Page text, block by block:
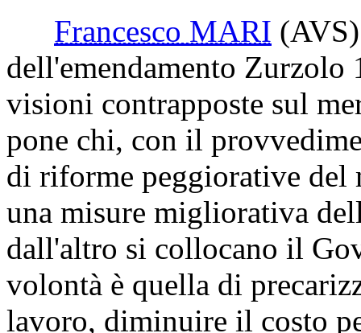
Francesco MARI (AVS)
dell'emendamento Zurzolo
visioni contrapposte sul
pone chi, con il
di riforme peggiorative del
una misure migliorativa
dall'altro si collocano il
volontà è quella di
lavoro, diminuire il costo